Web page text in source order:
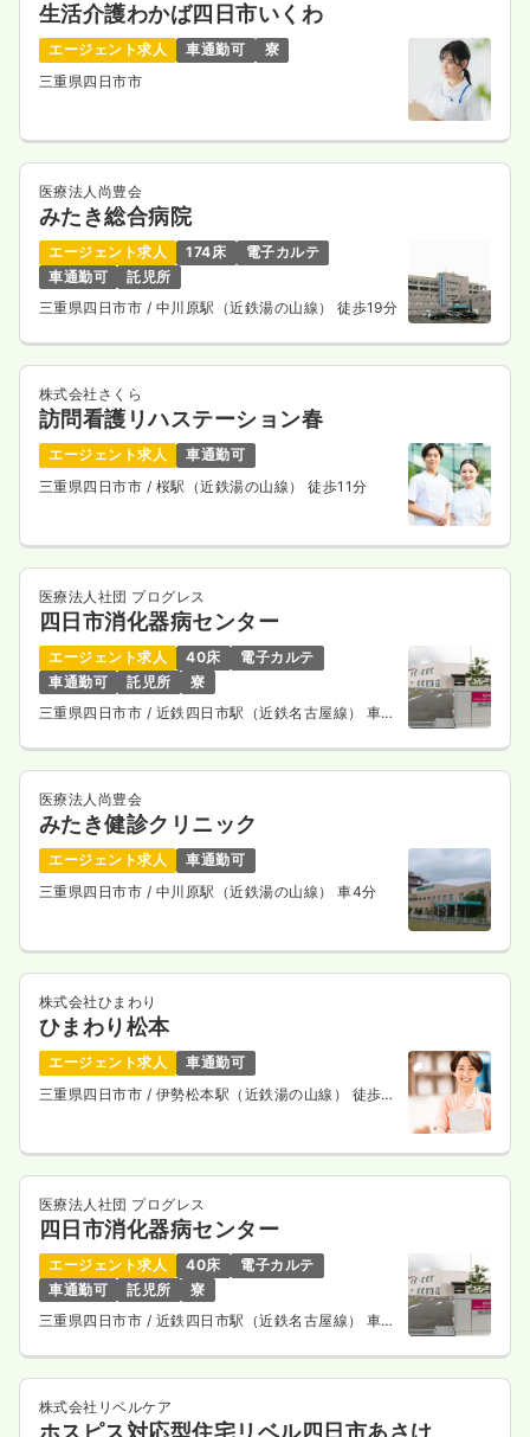
生活介護わかば四日市いくわ
エージェント求人 車通勤可
寮
三重県四日市市
医療法人尚豊会
みたき総合病院
エージェント求人 174床
電子カルテ
車通勤可
託児所
三重県四日市市 / 中川原駅（近鉄湯の山線） 徒歩19分
株式会社さくら
訪問看護リハステーション春
エージェント求人
車通勤可
三重県四日市市 / 桜駅（近鉄湯の山線） 徒歩11分
医療法人社団 プログレス
四日市消化器病センター
エージェント求人 40床
電子カルテ
車通勤可
託児所
寮
三重県四日市市 / 近鉄四日市駅（近鉄名古屋線） 車
医療法人尚豊会
みたき健診クリニック
エージェント求人
車通勤可
三重県四日市市 / 中川原駅（近鉄湯の山線） 車4分
株式会社ひまわり
ひまわり松本
エージェント求人
車通勤可
三重県四日市市 / 伊勢松本駅（近鉄湯の山線） 徒歩3
医療法人社団 プログレス
四日市消化器病センター
エージェント求人 40床
電子カルテ
車通勤可
託児所
寮
三重県四日市市 / 近鉄四日市駅（近鉄名古屋線） 車
株式会社リベルケア
ホスピス対応型住宅リベル四日市あさけ